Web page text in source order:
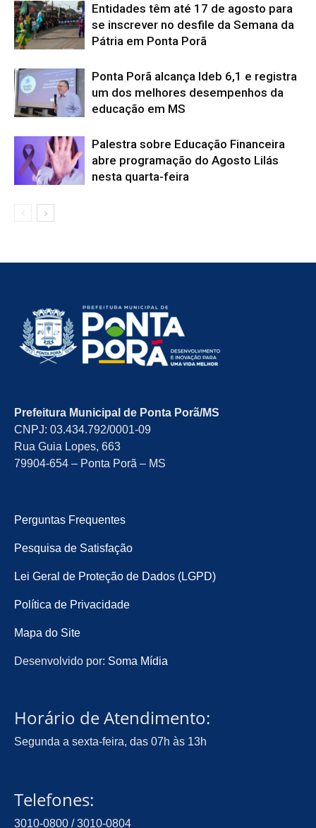
Entidades têm até 17 de agosto para
se inscrever no desfile da Semana da
Pátria em Ponta Porã
Ponta Porã alcança Ideb 6,1 e registra
um dos melhores desempenhos da
educação em MS
Palestra sobre Educação Financeira
abre programação do Agosto Lilás
nesta quarta-feira
Prefeitura Municipal de Ponta Porã/MS
CNPJ: 03.434.792/0001-09
Rua Guia Lopes, 663
79904-654 – Ponta Porã – MS
Perguntas Frequentes
Pesquisa de Satisfação
Lei Geral de Proteção de Dados (LGPD)
Política de Privacidade
Mapa do Site
Desenvolvido por: Soma Mídia
Horário de Atendimento:
Segunda a sexta-feira, das 07h às 13h
Telefones:
3010-0800 / 3010-0804